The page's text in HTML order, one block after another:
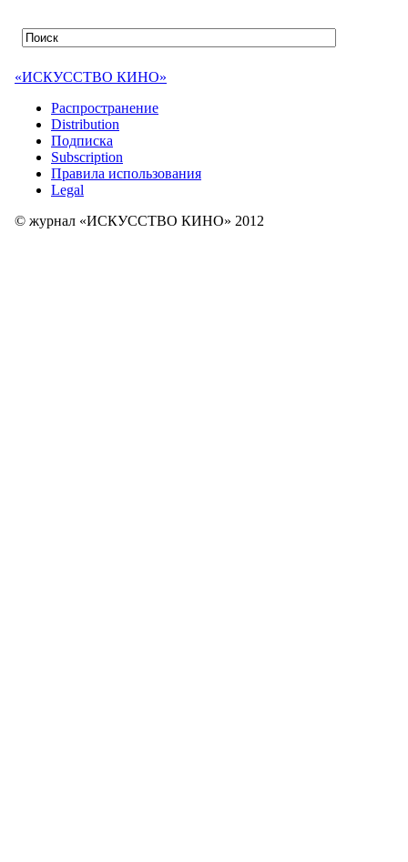
«ИСКУССТВО КИНО»
Распространение
Distribution
Подписка
Subscription
Правила использования
Legal
© журнал «ИСКУССТВО КИНО» 2012